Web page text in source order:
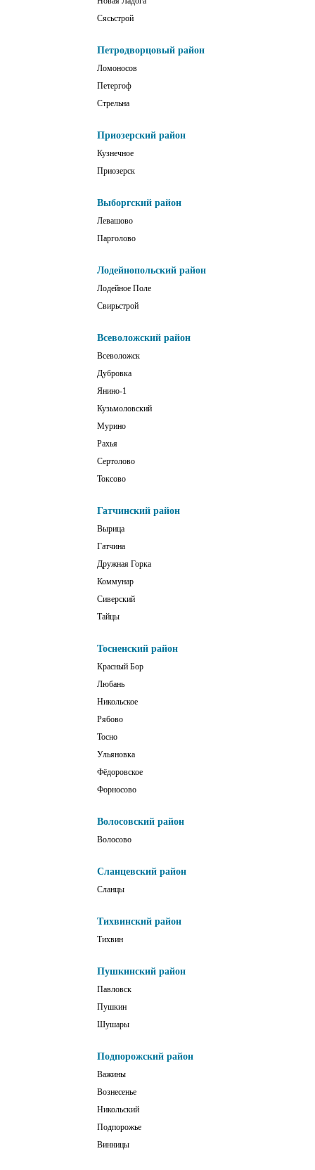
Сясьстрой
Петродворцовый район
Ломоносов
Петергоф
Стрельна
Приозерский район
Кузнечное
Приозерск
Выборгский район
Левашово
Парголово
Лодейнопольский район
Лодейное Поле
Свирьстрой
Всеволожский район
Всеволожск
Дубровка
Янино-1
Кузьмоловский
Мурино
Рахья
Сертолово
Токсово
Гатчинский район
Вырица
Гатчина
Дружная Горка
Коммунар
Сиверский
Тайцы
Тосненский район
Красный Бор
Любань
Никольское
Рябово
Тосно
Ульяновка
Фёдоровское
Форносово
Волосовский район
Волосово
Сланцевский район
Сланцы
Тихвинский район
Тихвин
Пушкинский район
Павловск
Пушкин
Шушары
Подпорожский район
Важины
Вознесенье
Никольский
Подпорожье
Винницы